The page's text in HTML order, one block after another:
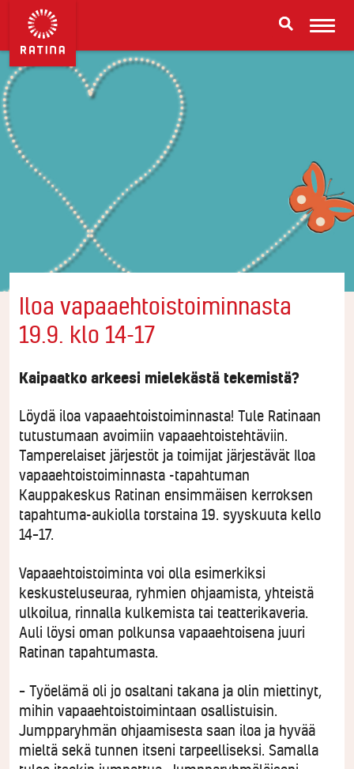
Iloa vapaaehtoistoiminnasta
19.9. klo 14-17
Kaipaatko arkeesi mielekästä tekemistä?
Löydä iloa vapaaehtoistoiminnasta! Tule Ratinaan
tutustumaan avoimiin vapaaehtoistehtäviin.
Tamperelaiset järjestöt ja toimijat järjestävät Iloa
vapaaehtoistoiminnasta -tapahtuman
Kauppakeskus Ratinan ensimmäisen kerroksen
tapahtuma-aukiolla torstaina 19. syyskuuta kello
14–17.
Vapaaehtoistoiminta voi olla esimerkiksi
keskusteluseuraa, ryhmien ohjaamista, yhteistä
ulkoilua, rinnalla kulkemista tai teatterikaveria.
Auli löysi oman polkunsa vapaaehtoisena juuri
Ratinan tapahtumasta.
– Työelämä oli jo osaltani takana ja olin miettinyt,
mihin vapaaehtoistoimintaan osallistuisin.
Jumpparyhmän ohjaamisesta saan iloa ja hyvää
mieltä sekä tunnen itseni tarpeelliseksi. Samalla